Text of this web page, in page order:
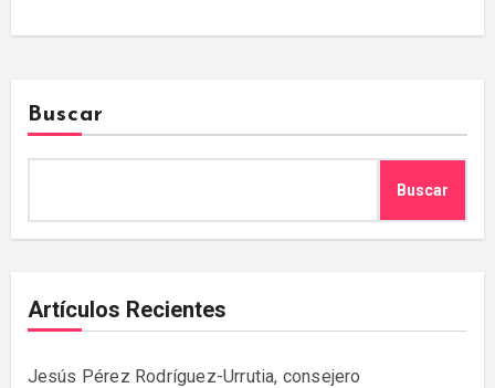
Buscar
Buscar
Artículos Recientes
Jesús Pérez Rodríguez-Urrutia, consejero